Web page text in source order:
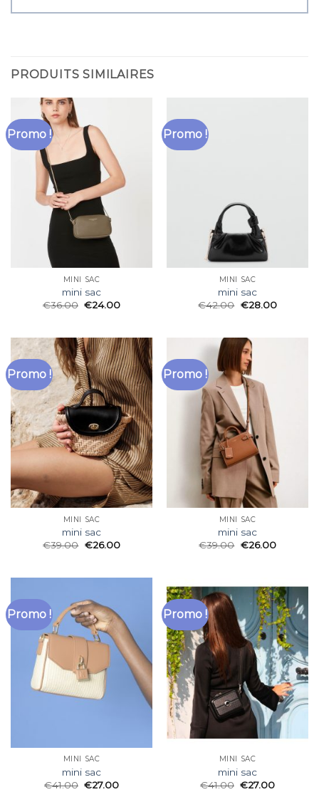
PRODUITS SIMILAIRES
Promo !
MINI SAC
mini sac
€36.00 €24.00
Promo !
MINI SAC
mini sac
€42.00 €28.00
Promo !
MINI SAC
mini sac
€39.00 €26.00
Promo !
MINI SAC
mini sac
€39.00 €26.00
Promo !
MINI SAC
mini sac
€41.00 €27.00
Promo !
MINI SAC
mini sac
€41.00 €27.00